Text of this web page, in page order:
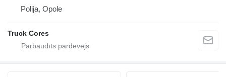
Polija, Opole
Truck Cores